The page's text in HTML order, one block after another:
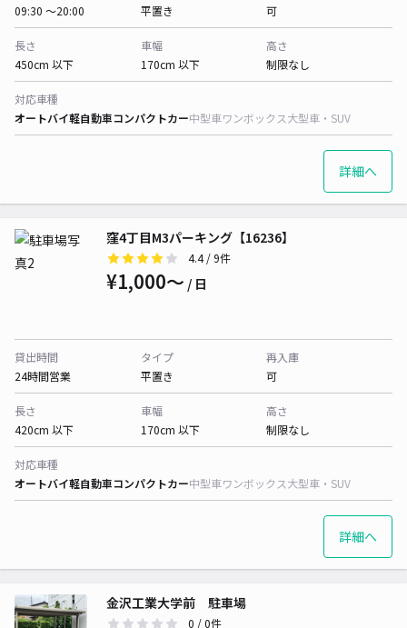
09:30 〜20:00
平置き
可
長さ
450cm 以下
車幅
170cm 以下
高さ
制限なし
対応車種
オートバイ軽自動車コンパクトカー中型車ワンボックス大型車・SUV
詳細へ
窪4丁目M3パーキング【16236】
4.4/ 9件
¥1,000〜 / 日
貸出時間
24時間営業
タイプ
平置き
再入庫
可
長さ
420cm 以下
車幅
170cm 以下
高さ
制限なし
対応車種
オートバイ軽自動車コンパクトカー中型車ワンボックス大型車・SUV
詳細へ
金沢工業大学前 駐車場
0 / 0件